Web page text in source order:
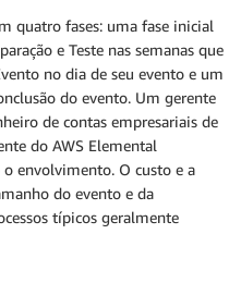
quatro fases: uma fase inicial
e Teste nas semanas que
no dia de seu evento e um
do evento. Um gerente
de contas empresariais de
do AWS Elemental
envolvimento. O custo e a
do evento e da
típicos geralmente